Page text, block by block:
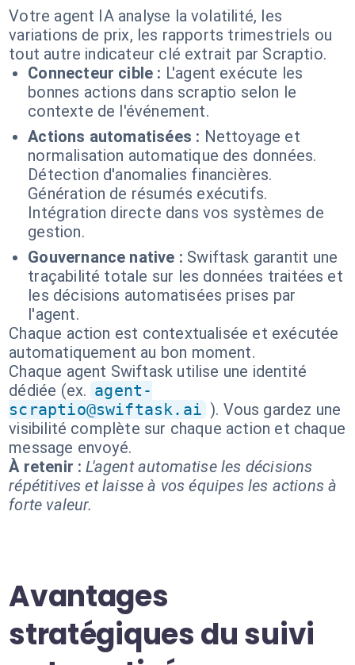
Votre agent IA analyse la volatilité, les
variations de prix, les rapports trimestriels ou
tout autre indicateur clé extrait par Scraptio.
Connecteur cible : L'agent exécute les
bonnes actions dans scraptio selon le
contexte de l'événement.
Actions automatisées : Nettoyage et
normalisation automatique des données.
Détection d'anomalies financières.
Génération de résumés exécutifs.
Intégration directe dans vos systèmes de
gestion.
Gouvernance native : Swiftask garantit une
traçabilité totale sur les données traitées et
les décisions automatisées prises par
l'agent.
Chaque action est contextualisée et exécutée
automatiquement au bon moment.
Chaque agent Swiftask utilise une identité
dédiée (ex. agent-
scraptio@swiftask.ai ). Vous gardez une
visibilité complète sur chaque action et chaque
message envoyé.
À retenir : L'agent automatise les décisions
répétitives et laisse à vos équipes les actions à
forte valeur.
Avantages
stratégiques du suivi